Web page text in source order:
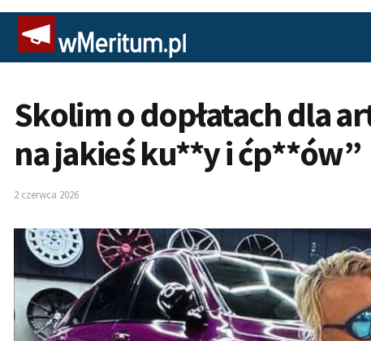
Skolim o dopłatach dla
na jakieś ku**y i ćp**ów”
2 czerwca 2026